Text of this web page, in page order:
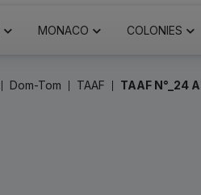
MONACO COLONIES
Dom-Tom TAAF TAAF N°_24